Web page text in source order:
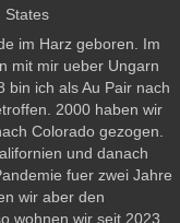
States
im Harz geboren. Im
mit mir ueber Ungarn
bin ich als Au Pair nach
2000 haben wir
Colorado gezogen.
und danach
fuer zwei Jahre
wir aber den
wohnen wir seit 2023